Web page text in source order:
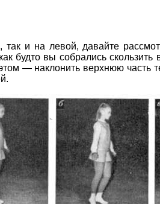
и на левой, давайте
будто вы собрались
— наклонить верхнюю часть